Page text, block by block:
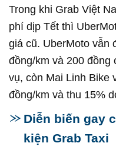
Trong khi Grab Việt
phí dịp Tết thì
giá cũ. UberMoto vẫn
đồng/km và 200 đồng
vụ, còn Mai Linh Bike
đồng/km và thu 15%
Diễn biến gay
kiện Grab Taxi